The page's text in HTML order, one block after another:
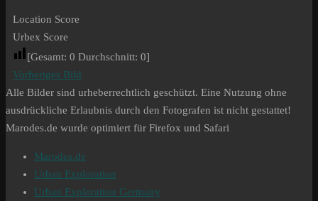
Location Score
Urbex Score
[Gesamt: 0 Durchschnitt: 0]
Vorheriges Bild
Alle Bilder sind urheberrechtlich geschützt. Eine Nutzung ohne
ausdrückliche Erlaubnis durch den Fotografen ist nicht gestattet!
Marodes.de wurde optimiert für Firefox und Safari
Marodes.de
Urban Exploration
Urban Exploration Germany